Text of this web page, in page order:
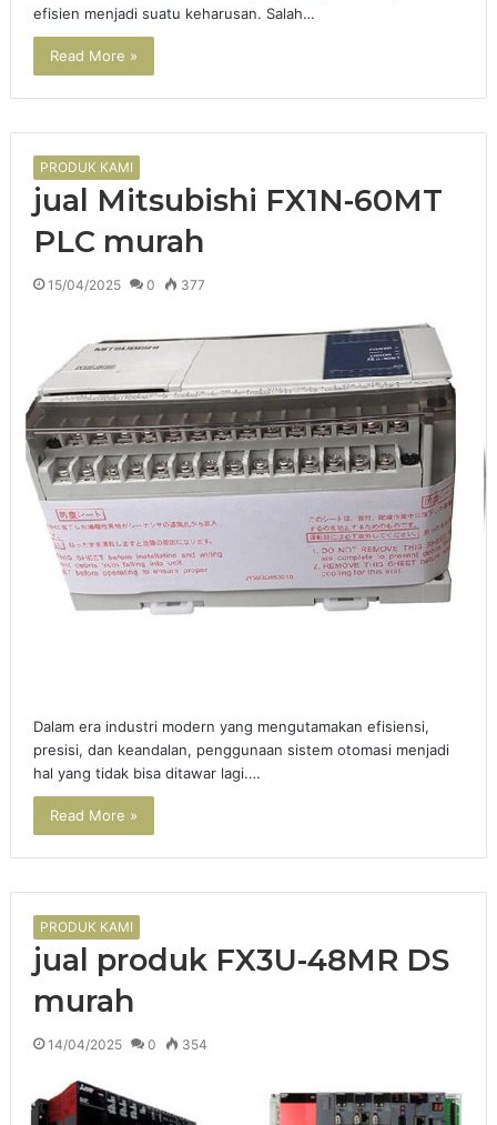
efisien menjadi suatu keharusan. Salah…
Read More »
PRODUK KAMI
jual Mitsubishi FX1N-60MT
PLC murah
15/04/2025 0 377
Dalam era industri modern yang mengutamakan efisiensi,
presisi, dan keandalan, penggunaan sistem otomasi menjadi
hal yang tidak bisa ditawar lagi.…
Read More »
PRODUK KAMI
jual produk FX3U-48MR DS
murah
14/04/2025 0 354